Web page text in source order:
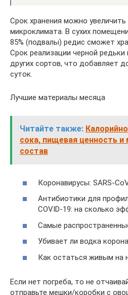
Срок хранения можно увеличить
микроклимата. В сухих
85% (подвалы) редис сможет
Срок реализации черной
других сортов, что добавляет
суток.
Лучшие материалы месяца
Читайте также:
сока, пищевая ценность и
состав
Коронавирусы: SARS-
Антибиотики для
COVID-19: на сколько
Самые
Убивает ли водка
Как остаться живым на
Если нет погреба, то не
отправьте мешки/коробки с